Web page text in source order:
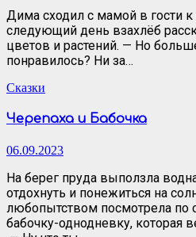
Дима сходил с мамой в гости к
следующий день взахлёб
цветов и растений. — Но
понравилось? Ни за…
Сказки
Черепаха и Бабочка
06.09.2023
На берег пруда выползла
отдохнуть и понежиться на
любопытством посмотрела по
бабочку-однодневку, которая